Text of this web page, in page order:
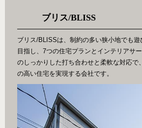
ブリス/BLISS
ブリス/BLISSは、制約の多い狭小地でも
目指し、7つの住宅プランとインテリアサ
のしっかりした打ち合わせと柔軟な対応で
の高い住宅を実現する会社です。